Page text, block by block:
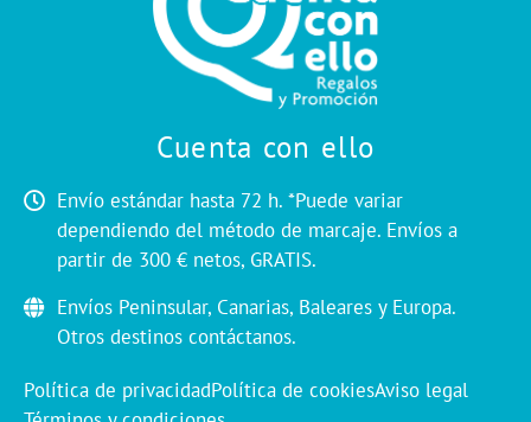
Cuenta con ello
Envío estándar hasta 72 h. *Puede variar
dependiendo del método de marcaje. Envíos a
partir de 300 € netos, GRATIS.
Envíos Peninsular, Canarias, Baleares y Europa.
Otros destinos contáctanos.
Política de privacidadPolítica de cookiesAviso legal